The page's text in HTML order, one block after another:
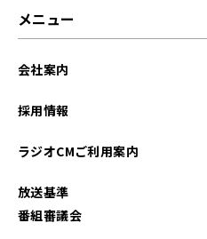
メニュー
会社案内
採用情報
ラジオCMご利用案内
放送基準
番組審議会